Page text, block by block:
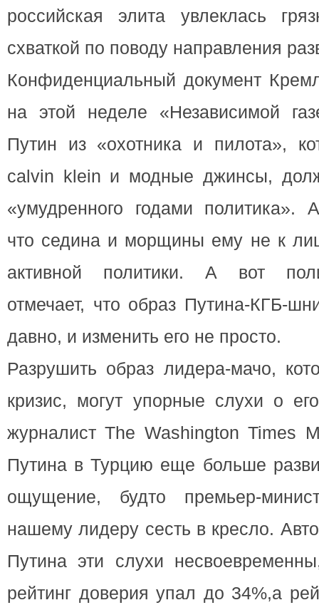
российская элита увлеклась
схваткой по поводу направления
Конфиденциальный документ
на этой неделе «Независимой
Путин из «охотника и пилота»,
calvin klein и модные джинсы,
«умудренного годами политика».
что седина и морщины ему не к
активной политики. А вот
отмечает, что образ Путина-КГБ-
давно, и изменить его не просто.
Разрушить образ лидера-мачо,
кризис, могут упорные слухи о
журналист The Washington Times
Путина в Турцию еще больше
ощущение, будто премьер-
нашему лидеру сесть в кресло.
Путина эти слухи
рейтинг доверия упал до 34%,а